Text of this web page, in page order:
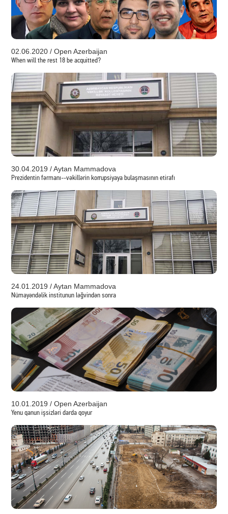
02.06.2020 / Open Azerbaijan
When will the rest 18 be acquitted?
30.04.2019 / Aytan Mammadova
Prezidentin fərmanı--vəkillərin korrupsiyaya bulaşmasının etirafı
24.01.2019 / Aytan Mammadova
Nümayəndəlik institunun ləğvindən sonra
10.01.2019 / Open Azerbaijan
Yenu qanun işsizləri darda qoyur